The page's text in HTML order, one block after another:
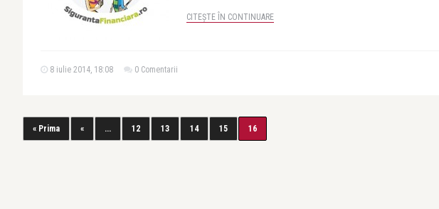
CITEȘTE ÎN CONTINUARE
8 iulie 2014, 18:08 0 Comentarii
« Prima « ... 12 13 14 15 16